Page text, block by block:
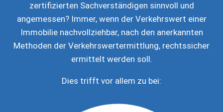
zertifizierten Sachverständigen sinnvoll und
angemessen? Immer, wenn der Verkehrswert einer
Immobilie nachvollziehbar, nach den anerkannten
Methoden der Verkehrswertermittlung, rechtssicher
ermittelt werden soll.
Dies trifft vor allem zu bei: